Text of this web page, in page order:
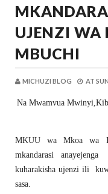
UJENZI WA
MBUCHI
MICHUZI BLOG AT
Na Mwamvua
MKUU wa Mkoa wa
mkandarasi
kuharakisha ujenzi ili
sasa.